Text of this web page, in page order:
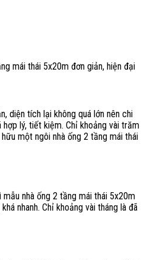
mái thái 5x20m đơn giản, hiện đại
diện tích lại không quá lớn nên chi
hợp lý, tiết kiệm. Chỉ khoảng vài trăm
một ngôi nhà ống 2 tầng mái thái
nhà ống 2 tầng mái thái 5x20m
nhanh. Chỉ khoảng vài tháng là đã